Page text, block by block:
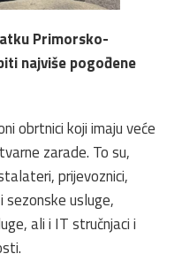
Primorsko-
najviše pogođene
obrtnici koji imaju veće
zarade. To su,
prijevoznici,
usluge,
ali i IT stručnjaci i